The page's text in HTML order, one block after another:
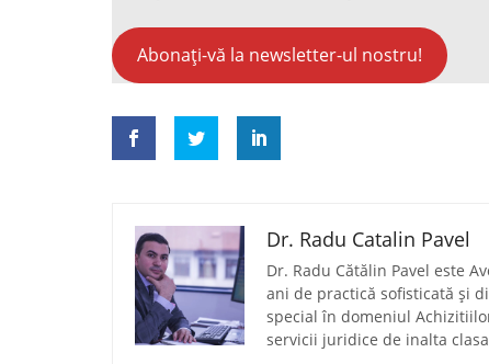
Abonați-vă la newsletter-ul nostru!
Dr. Radu Catalin Pavel
Dr. Radu Cătălin Pavel este
ani de practică sofisticată și
special în domeniul
servicii juridice de inalta